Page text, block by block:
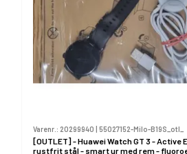
Varenr.: 20299940 55027152-Milo-B19S_otl_
[OUTLET] - Huawei Watch GT 3 - Active
rustfrit stål - smart ur med rem -